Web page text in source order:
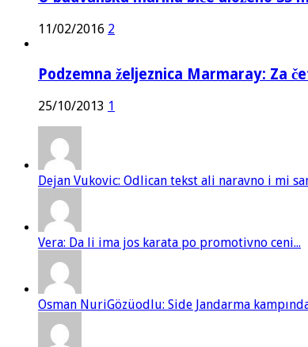
11/02/2016 2
Podzemna željeznica Marmaray: Za
25/10/2013 1
Dejan Vukovic: Odlican tekst ali naravno i mi
Vera: Da li ima jos karata po promotivno ceni...
Osman NuriGözüodlu: Side Jandarma